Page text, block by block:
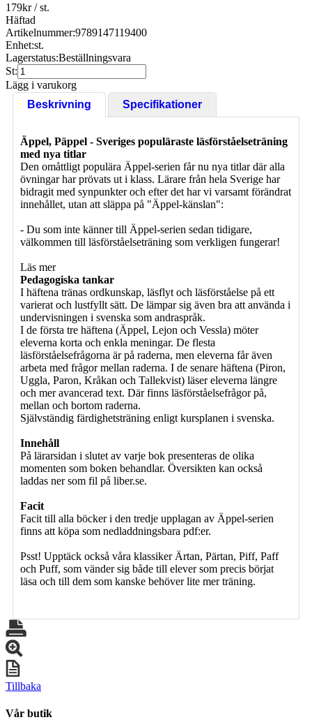
179kr/ st.
Häftad
Artikelnummer:9789147119400
Enhet:st.
Lagerstatus:Beställningsvara
St:
Lägg i varukorg
Beskrivning
Specifikationer
Äppel, Päppel - Sveriges populäraste läsförståelseträning
med nya titlar
Den omåttligt populära Äppel-serien får nu nya titlar där alla
övningar har prövats ut i klass. Lärare från hela Sverige har
bidragit med synpunkter och efter det har vi varsamt förändrat
innehållet, utan att släppa på "Äppel-känslan":
- Du som inte känner till Äppel-serien sedan tidigare,
välkommen till läsförståelseträning som verkligen fungerar!
Läs mer
Pedagogiska tankar
I häftena tränas ordkunskap, läsflyt och läsförståelse på ett
varierat och lustfyllt sätt. De lämpar sig även bra att använda i
undervisningen i svenska som andraspråk.
I de första tre häftena (Äppel, Lejon och Vessla) möter
eleverna korta och enkla meningar. De flesta
läsförståelsefrågorna är på raderna, men eleverna får även
arbeta med frågor mellan raderna. I de senare häftena (Piron,
Uggla, Paron, Kråkan och Tallekvist) läser eleverna längre
och mer avancerad text. Där finns läsförståelsefrågor på,
mellan och bortom raderna.
Självständig färdighetsträning enligt kursplanen i svenska.
Innehåll
På lärarsidan i slutet av varje bok presenteras de olika
momenten som boken behandlar. Översikten kan också
laddas ner som fil på liber.se.
Facit
Facit till alla böcker i den tredje upplagan av Äppel-serien
finns att köpa som nedladdningsbara pdf:er.
Psst! Upptäck också våra klassiker Ärtan, Pärtan, Piff, Paff
och Puff, som vänder sig både till elever som precis börjat
läsa och till dem som kanske behöver lite mer träning.
Tillbaka
Vår butik